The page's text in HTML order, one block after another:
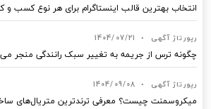
انتخاب بهترین قالب‌ اینستاگرام برای هر نوع کسب‌ و
رپورتاژ آگهی •
1404/07/21
چگونه ترس از جریمه به تغییر سبک رانندگی منجر
رپورتاژ آگهی •
1404/09/08
میکروسمنت چیست؟ معرفی ترندترین متریال‌های